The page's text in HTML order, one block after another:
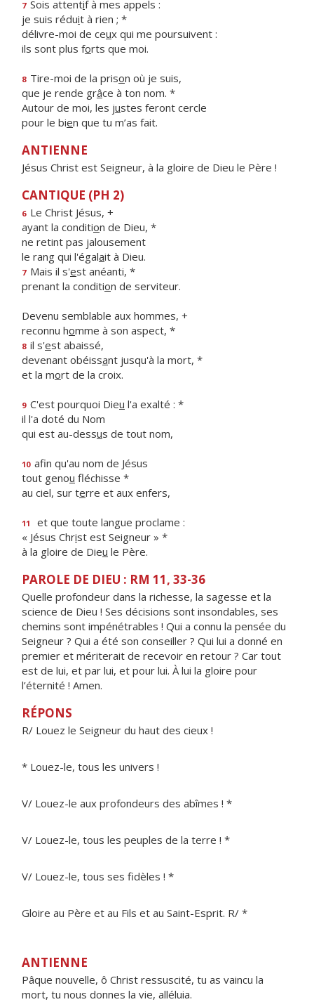
7 Sois attentif à mes appels :
je suis réduit à rien ; *
délivre-moi de ceux qui me poursuivent :
ils sont plus forts que moi.
8 Tire-moi de la prison où je suis,
que je rende grâce à ton nom. *
Autour de moi, les justes feront cercle
pour le bien que tu m’as fait.
ANTIENNE
Jésus Christ est Seigneur, à la gloire de Dieu le Père !
CANTIQUE (PH 2)
6 Le Christ Jésus, +
ayant la condition de Dieu, *
ne retint pas jalousement
le rang qui l'égalait à Dieu.
7 Mais il s'est anéanti, *
prenant la condition de serviteur.
Devenu semblable aux hommes, +
reconnu homme à son aspect, *
8 il s'est abaissé,
devenant obéissant jusqu'à la mort, *
et la mort de la croix.
9 C'est pourquoi Dieu l'a exalté : *
il l'a doté du Nom
qui est au-dessus de tout nom,
10 afin qu'au nom de Jésus
tout genou fléchisse *
au ciel, sur terre et aux enfers,
11
et que toute langue proclame :
« Jésus Christ est Seigneur » *
à la gloire de Dieu le Père.
PAROLE DE DIEU : RM 11, 33-36
Quelle profondeur dans la richesse, la sagesse et la
science de Dieu ! Ses décisions sont insondables, ses
chemins sont impénétrables ! Qui a connu la pensée du
Seigneur ? Qui a été son conseiller ? Qui lui a donné en
premier et mériterait de recevoir en retour ? Car tout
est de lui, et par lui, et pour lui. À lui la gloire pour
l’éternité ! Amen.
RÉPONS
R/ Louez le Seigneur du haut des cieux !
* Louez-le, tous les univers !
V/ Louez-le aux profondeurs des abîmes ! *
V/ Louez-le, tous les peuples de la terre ! *
V/ Louez-le, tous ses fidèles ! *
Gloire au Père et au Fils et au Saint-Esprit. R/ *
ANTIENNE
Pâque nouvelle, ô Christ ressuscité, tu as vaincu la
mort, tu nous donnes la vie, alléluia.